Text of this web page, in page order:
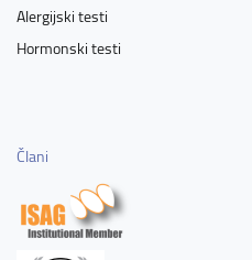
Alergijski testi
Hormonski testi
Člani